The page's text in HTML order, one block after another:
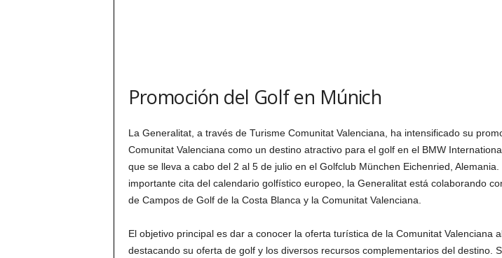
Promoción del Golf en Múnich
La Generalitat, a través de Turisme Comunitat Valenciana, ha intensificado su
Comunitat Valenciana como un destino atractivo para el golf en el BMW
que se lleva a cabo del 2 al 5 de julio en el Golfclub München Eichenried, Alemania.
importante cita del calendario golfístico europeo, la Generalitat está colaborando
de Campos de Golf de la Costa Blanca y la Comunitat Valenciana.
El objetivo principal es dar a conocer la oferta turística de la Comunitat Valenciana
destacando su oferta de golf y los diversos recursos complementarios del destino.